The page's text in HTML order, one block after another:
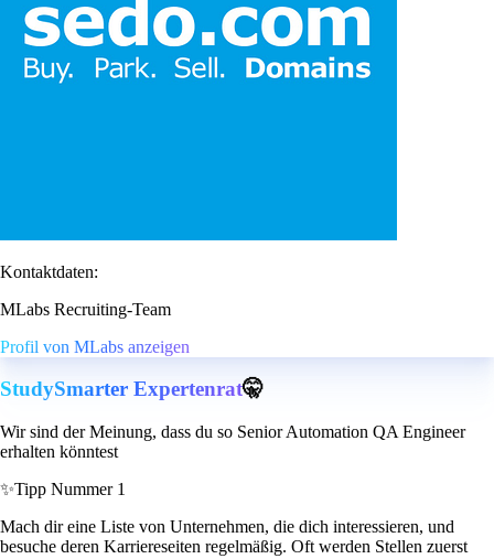
Kontaktdaten:
MLabs Recruiting-Team
Profil von MLabs anzeigen
StudySmarter Expertenrat🤫
Wir sind der Meinung, dass du so Senior Automation QA Engineer
erhalten könntest
✨Tipp Nummer 1
Mach dir eine Liste von Unternehmen, die dich interessieren, und
besuche deren Karriereseiten regelmäßig. Oft werden Stellen zuerst